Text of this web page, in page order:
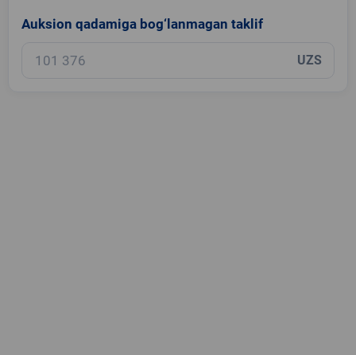
Auksion qadamiga bog‘lanmagan taklif
UZS